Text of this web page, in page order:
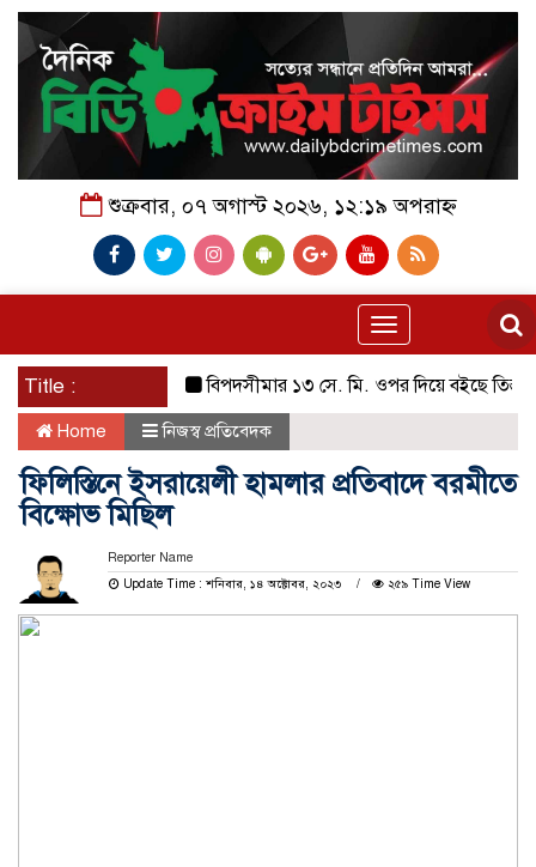
শুক্রবার, ০৭ অগাস্ট ২০২৬, ১২:১৯ অপরাহ্ন
Toggle
navigation
Title : বিপদসীমার ১৩ সে. মি. ওপর দিয়ে বইছে তিস্তার পানি
Home নিজস্ব প্রতিবেদক
ফিলিস্তিনে ইসরায়েলী হামলার প্রতিবাদে বরমীতে
বিক্ষোভ মিছিল
Reporter Name
Update Time : শনিবার, ১৪ অক্টোবর, ২০২৩
২৫৯ Time View